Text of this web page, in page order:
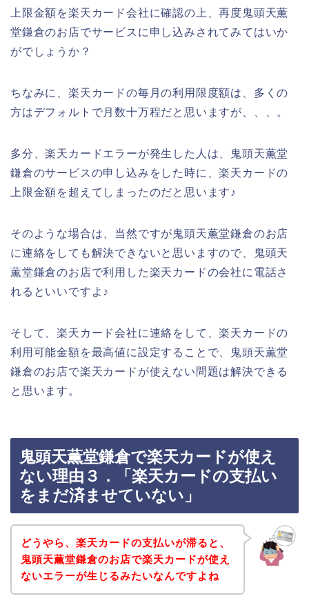
上限金額を楽天カード会社に確認の上、再度鬼頭天薫
堂鎌倉のお店でサービスに申し込みされてみてはいか
がでしょうか？
ちなみに、楽天カードの毎月の利用限度額は、多くの
方はデフォルトで月数十万程だと思いますが、、、。
多分、楽天カードエラーが発生した人は、鬼頭天薫堂
鎌倉のサービスの申し込みをした時に、楽天カードの
上限金額を超えてしまったのだと思います♪
そのような場合は、当然ですが鬼頭天薫堂鎌倉のお店
に連絡をしても解決できないと思いますので、鬼頭天
薫堂鎌倉のお店で利用した楽天カードの会社に電話さ
れるといいですよ♪
そして、楽天カード会社に連絡をして、楽天カードの
利用可能金額を最高値に設定することで、鬼頭天薫堂
鎌倉のお店で楽天カードが使えない問題は解決できる
と思います。
鬼頭天薫堂鎌倉で楽天カードが使え
ない理由３．「楽天カードの支払い
をまだ済ませていない」
どうやら、楽天カードの支払いが滞ると、
鬼頭天薫堂鎌倉のお店で楽天カードが使え
ないエラーが生じるみたいなんですよね